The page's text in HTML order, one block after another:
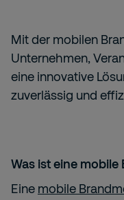
Mit der mobilen
Unternehmen,
eine innovative
zuverlässig und
Was ist eine
Eine mobile